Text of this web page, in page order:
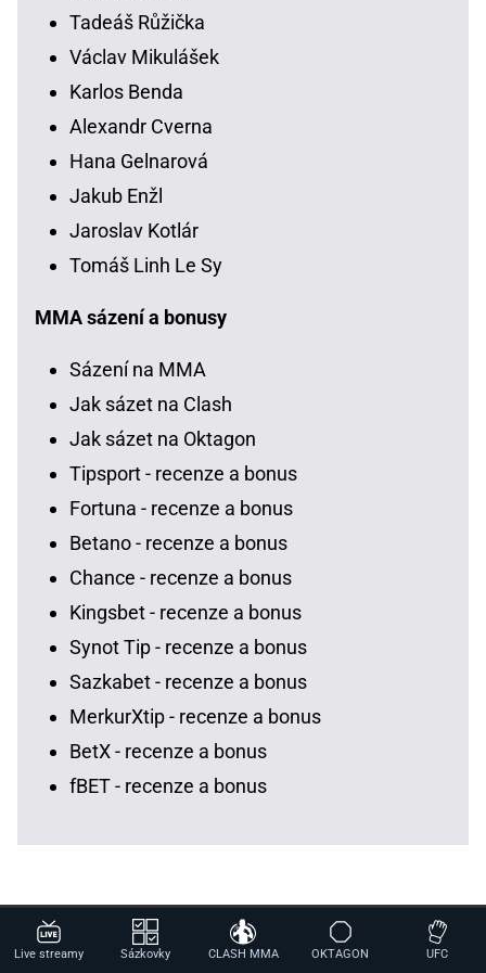
Tadeáš Růžička
Václav Mikulášek
Karlos Benda
Alexandr Cverna
Hana Gelnarová
Jakub Enžl
Jaroslav Kotlár
Tomáš Linh Le Sy
MMA sázení a bonusy
Sázení na MMA
Jak sázet na Clash
Jak sázet na Oktagon
Tipsport - recenze a bonus
Fortuna - recenze a bonus
Betano - recenze a bonus
Chance - recenze a bonus
Kingsbet - recenze a bonus
Synot Tip - recenze a bonus
Sazkabet - recenze a bonus
MerkurXtip - recenze a bonus
BetX - recenze a bonus
fBET - recenze a bonus
Live streamy Sázkovky CLASH MMA OKTAGON UFC